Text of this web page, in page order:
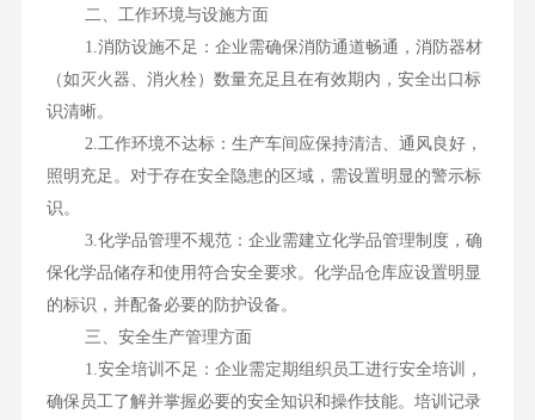
二、工作环境与设施方面
1.消防设施不足：企业需确保消防通道畅通，消防器材
（如灭火器、消火栓）数量充足且在有效期内，安全出口标
识清晰。
2.工作环境不达标：生产车间应保持清洁、通风良好，
照明充足。对于存在安全隐患的区域，需设置明显的警示标
识。
3.化学品管理不规范：企业需建立化学品管理制度，确
保化学品储存和使用符合安全要求。化学品仓库应设置明显
的标识，并配备必要的防护设备。
三、安全生产管理方面
1.安全培训不足：企业需定期组织员工进行安全培训，
确保员工了解并掌握必要的安全知识和操作技能。培训记录